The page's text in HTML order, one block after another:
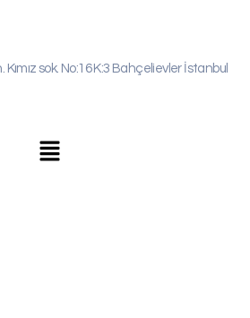
sok. No:16 K:3 Bahçelievler İstanbul